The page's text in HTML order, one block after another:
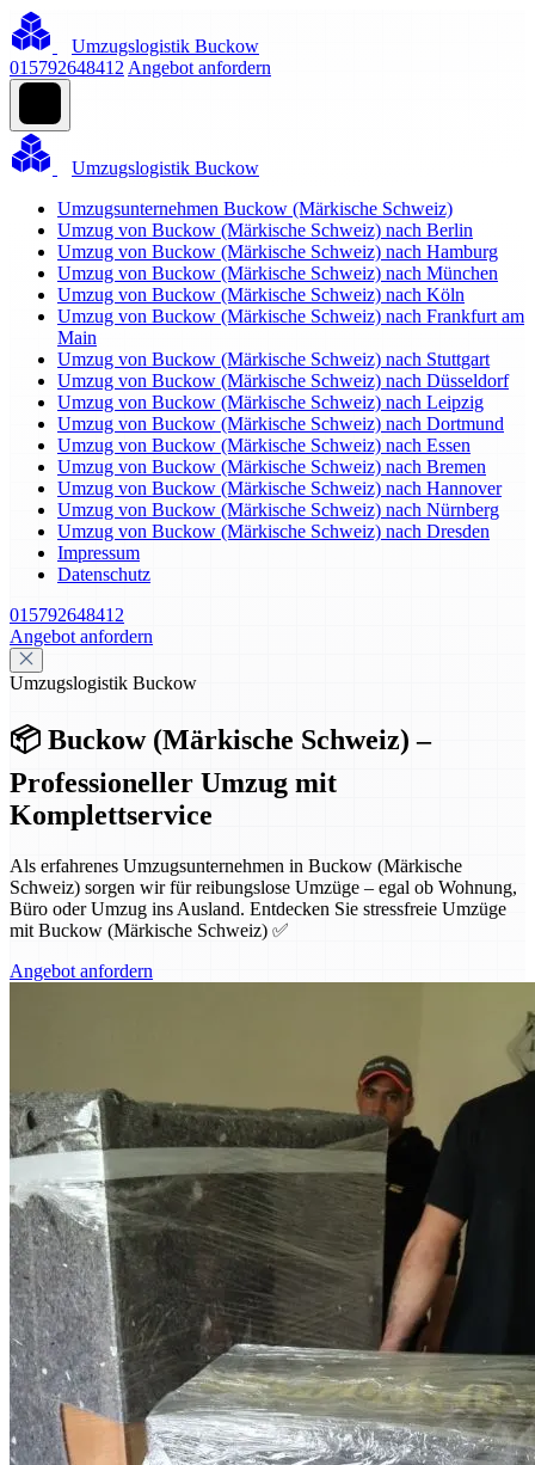
Umzugslogistik Buckow
015792648412 Angebot anfordern
Umzugslogistik Buckow
Umzugsunternehmen Buckow (Märkische Schweiz)
Umzug von Buckow (Märkische Schweiz) nach Berlin
Umzug von Buckow (Märkische Schweiz) nach Hamburg
Umzug von Buckow (Märkische Schweiz) nach München
Umzug von Buckow (Märkische Schweiz) nach Köln
Umzug von Buckow (Märkische Schweiz) nach Frankfurt am
Main
Umzug von Buckow (Märkische Schweiz) nach Stuttgart
Umzug von Buckow (Märkische Schweiz) nach Düsseldorf
Umzug von Buckow (Märkische Schweiz) nach Leipzig
Umzug von Buckow (Märkische Schweiz) nach Dortmund
Umzug von Buckow (Märkische Schweiz) nach Essen
Umzug von Buckow (Märkische Schweiz) nach Bremen
Umzug von Buckow (Märkische Schweiz) nach Hannover
Umzug von Buckow (Märkische Schweiz) nach Nürnberg
Umzug von Buckow (Märkische Schweiz) nach Dresden
Impressum
Datenschutz
015792648412
Angebot anfordern
Umzugslogistik Buckow
📦 Buckow (Märkische Schweiz) –
Professioneller Umzug mit
Komplettservice
Als erfahrenes Umzugsunternehmen in Buckow (Märkische
Schweiz) sorgen wir für reibungslose Umzüge – egal ob Wohnung,
Büro oder Umzug ins Ausland. Entdecken Sie stressfreie Umzüge
mit Buckow (Märkische Schweiz) ✅
Angebot anfordern